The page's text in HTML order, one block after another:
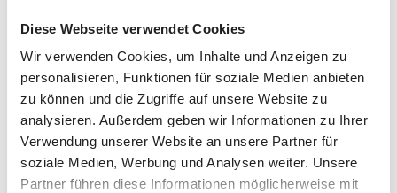
Diese Webseite verwendet Cookies
Wir verwenden Cookies, um Inhalte und Anzeigen zu
personalisieren, Funktionen für soziale Medien anbieten
zu können und die Zugriffe auf unsere Website zu
analysieren. Außerdem geben wir Informationen zu Ihrer
Verwendung unserer Website an unsere Partner für
soziale Medien, Werbung und Analysen weiter. Unsere
Partner führen diese Informationen möglicherweise mit
Hubbett
Tag